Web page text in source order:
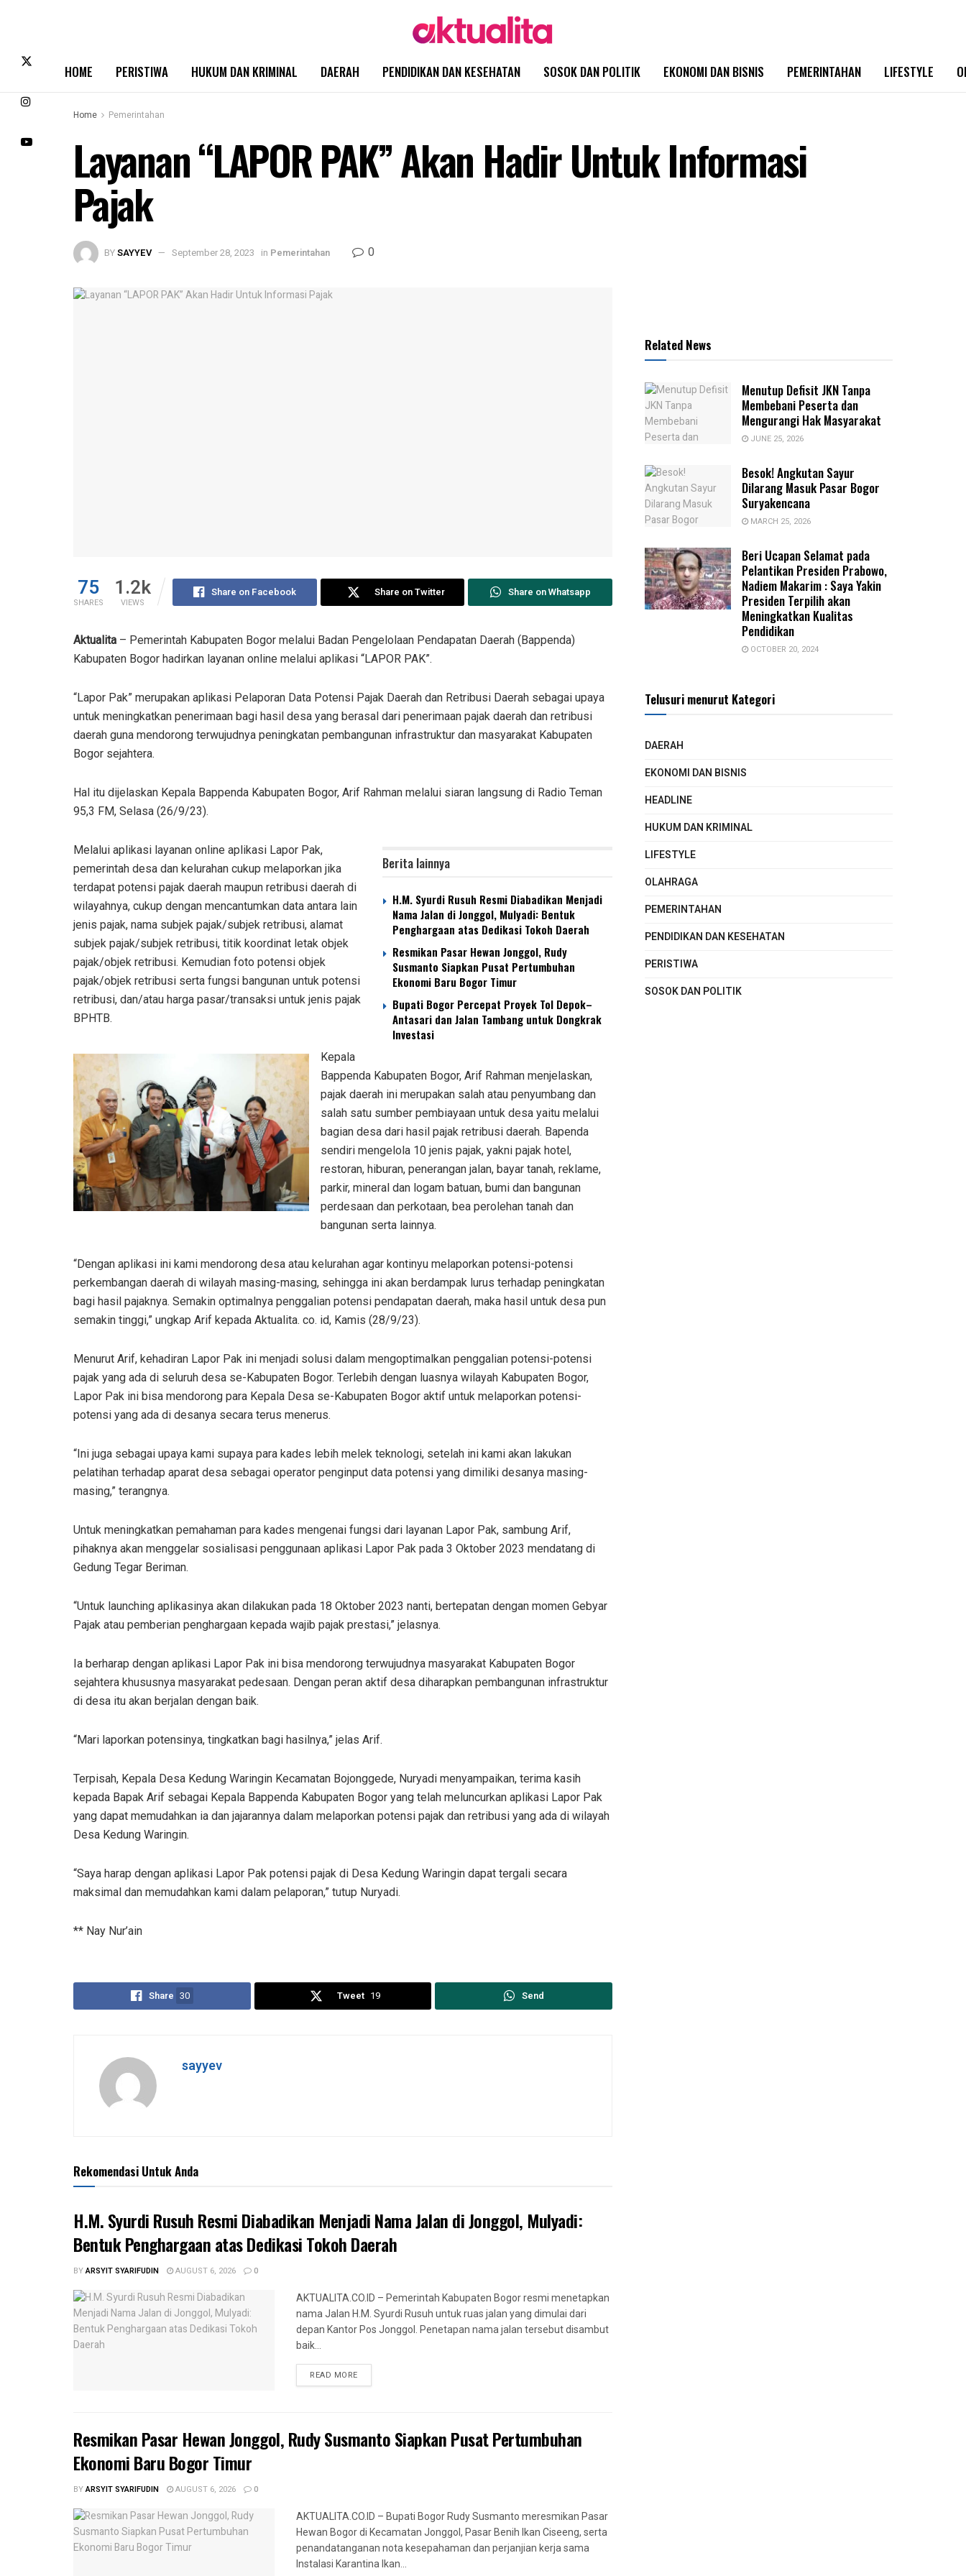
HOME PERISTIWA HUKUM DAN KRIMINAL DAERAH PENDIDIKAN DAN KESEHATAN SOSOK DAN POLITIK EKONOMI DAN BISNIS PEMERINTAHAN LIFESTYLE
Home Pemerintahan
Layanan “LAPOR PAK” Akan Hadir Untuk Informasi
Pajak
BYSAYYEV September 28, 2023 in Pemerintahan 0
75
SHARES
1.2k
VIEWS
Share on Facebook Share on Twitter Share on Whatsapp
Aktualita – Pemerintah Kabupaten Bogor melalui Badan Pengelolaan Pendapatan Daerah (Bappenda)
Kabupaten Bogor hadirkan layanan online melalui aplikasi “LAPOR PAK”.
“Lapor Pak” merupakan aplikasi Pelaporan Data Potensi Pajak Daerah dan Retribusi Daerah sebagai upaya
untuk meningkatkan penerimaan bagi hasil desa yang berasal dari penerimaan pajak daerah dan retribusi
daerah guna mendorong terwujudnya peningkatan pembangunan infrastruktur dan masyarakat Kabupaten
Bogor sejahtera.
Hal itu dijelaskan Kepala Bappenda Kabupaten Bogor, Arif Rahman melalui siaran langsung di Radio Teman
95,3 FM, Selasa (26/9/23).
Berita lainnya
H.M. Syurdi Rusuh Resmi Diabadikan Menjadi
Nama Jalan di Jonggol, Mulyadi: Bentuk
Penghargaan atas Dedikasi Tokoh Daerah
Resmikan Pasar Hewan Jonggol, Rudy
Susmanto Siapkan Pusat Pertumbuhan
Ekonomi Baru Bogor Timur
Bupati Bogor Percepat Proyek Tol Depok–
Antasari dan Jalan Tambang untuk Dongkrak
Investasi
Melalui aplikasi layanan online aplikasi Lapor Pak,
pemerintah desa dan kelurahan cukup melaporkan jika
terdapat potensi pajak daerah maupun retribusi daerah di
wilayahnya, cukup dengan mencantumkan data antara lain
jenis pajak, nama subjek pajak/subjek retribusi, alamat
subjek pajak/subjek retribusi, titik koordinat letak objek
pajak/objek retribusi. Kemudian foto potensi objek
pajak/objek retribusi serta fungsi bangunan untuk potensi
retribusi, dan/atau harga pasar/transaksi untuk jenis pajak
BPHTB.
Kepala
Bappenda Kabupaten Bogor, Arif Rahman menjelaskan,
pajak daerah ini merupakan salah atau penyumbang dan
salah satu sumber pembiayaan untuk desa yaitu melalui
bagian desa dari hasil pajak retribusi daerah. Bapenda
sendiri mengelola 10 jenis pajak, yakni pajak hotel,
restoran, hiburan, penerangan jalan, bayar tanah, reklame,
parkir, mineral dan logam batuan, bumi dan bangunan
perdesaan dan perkotaan, bea perolehan tanah dan
bangunan serta lainnya.
“Dengan aplikasi ini kami mendorong desa atau kelurahan agar kontinyu melaporkan potensi-potensi
perkembangan daerah di wilayah masing-masing, sehingga ini akan berdampak lurus terhadap peningkatan
bagi hasil pajaknya. Semakin optimalnya penggalian potensi pendapatan daerah, maka hasil untuk desa pun
semakin tinggi,” ungkap Arif kepada Aktualita. co. id, Kamis (28/9/23).
Menurut Arif, kehadiran Lapor Pak ini menjadi solusi dalam mengoptimalkan penggalian potensi-potensi
pajak yang ada di seluruh desa se-Kabupaten Bogor. Terlebih dengan luasnya wilayah Kabupaten Bogor,
Lapor Pak ini bisa mendorong para Kepala Desa se-Kabupaten Bogor aktif untuk melaporkan potensi-
potensi yang ada di desanya secara terus menerus.
“Ini juga sebagai upaya kami supaya para kades lebih melek teknologi, setelah ini kami akan lakukan
pelatihan terhadap aparat desa sebagai operator penginput data potensi yang dimiliki desanya masing-
masing,” terangnya.
Untuk meningkatkan pemahaman para kades mengenai fungsi dari layanan Lapor Pak, sambung Arif,
pihaknya akan menggelar sosialisasi penggunaan aplikasi Lapor Pak pada 3 Oktober 2023 mendatang di
Gedung Tegar Beriman.
“Untuk launching aplikasinya akan dilakukan pada 18 Oktober 2023 nanti, bertepatan dengan momen Gebyar
Pajak atau pemberian penghargaan kepada wajib pajak prestasi,” jelasnya.
Ia berharap dengan aplikasi Lapor Pak ini bisa mendorong terwujudnya masyarakat Kabupaten Bogor
sejahtera khususnya masyarakat pedesaan. Dengan peran aktif desa diharapkan pembangunan infrastruktur
di desa itu akan berjalan dengan baik.
“Mari laporkan potensinya, tingkatkan bagi hasilnya,” jelas Arif.
Terpisah, Kepala Desa Kedung Waringin Kecamatan Bojonggede, Nuryadi menyampaikan, terima kasih
kepada Bapak Arif sebagai Kepala Bappenda Kabupaten Bogor yang telah meluncurkan aplikasi Lapor Pak
yang dapat memudahkan ia dan jajarannya dalam melaporkan potensi pajak dan retribusi yang ada di wilayah
Desa Kedung Waringin.
“Saya harap dengan aplikasi Lapor Pak potensi pajak di Desa Kedung Waringin dapat tergali secara
maksimal dan memudahkan kami dalam pelaporan,” tutup Nuryadi.
** Nay Nur’ain
Share 30 Tweet 19 Send
sayyev
Rekomendasi Untuk Anda
H.M. Syurdi Rusuh Resmi Diabadikan Menjadi Nama Jalan di Jonggol, Mulyadi:
Bentuk Penghargaan atas Dedikasi Tokoh Daerah
BYARSYIT SYARIFUDIN AUGUST 6, 2026 0
AKTUALITA.CO.ID – Pemerintah Kabupaten Bogor resmi menetapkan
nama Jalan H.M. Syurdi Rusuh untuk ruas jalan yang dimulai dari
depan Kantor Pos Jonggol. Penetapan nama jalan tersebut disambut
baik...
READ MORE
Resmikan Pasar Hewan Jonggol, Rudy Susmanto Siapkan Pusat Pertumbuhan
Ekonomi Baru Bogor Timur
BYARSYIT SYARIFUDIN AUGUST 6, 2026 0
AKTUALITA.CO.ID – Bupati Bogor Rudy Susmanto meresmikan Pasar
Hewan Bogor di Kecamatan Jonggol, Pasar Benih Ikan Ciseeng, serta
penandatanganan nota kesepahaman dan perjanjian kerja sama
Instalasi Karantina Ikan...
Related News
Menutup Defisit JKN Tanpa
Membebani Peserta dan
Mengurangi Hak Masyarakat
JUNE 25, 2026
‎Besok! Angkutan Sayur
Dilarang Masuk Pasar Bogor
Suryakencana
MARCH 25, 2026
Beri Ucapan Selamat pada
Pelantikan Presiden Prabowo,
Nadiem Makarim : Saya Yakin
Presiden Terpilih akan
Meningkatkan Kualitas
Pendidikan
OCTOBER 20, 2024
Telusuri menurut Kategori
DAERAH
EKONOMI DAN BISNIS
HEADLINE
HUKUM DAN KRIMINAL
LIFESTYLE
OLAHRAGA
PEMERINTAHAN
PENDIDIKAN DAN KESEHATAN
PERISTIWA
SOSOK DAN POLITIK